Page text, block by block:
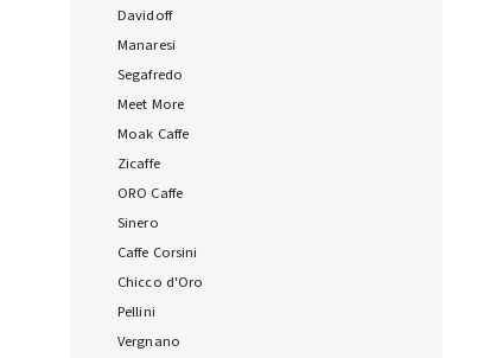
Davidoff
Manaresi
Segafredo
Meet More
Moak Caffe
Zicaffe
ORO Caffe
Sinero
Caffe Corsini
Chicco d'Oro
Pellini
Vergnano